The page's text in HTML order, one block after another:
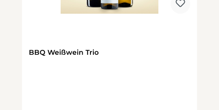
BBQ Weißwein Trio